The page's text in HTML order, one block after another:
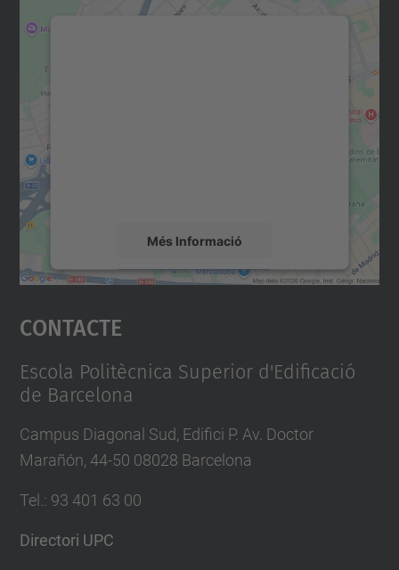
Més Informació
Accepta
powered by
Contacte
Escola Politècnica Superior d'Edificació
de Barcelona
Campus Diagonal Sud, Edifici P. Av. Doctor
Marañón, 44-50 08028 Barcelona
Tel. : 93 401 63 00
Directori UPC